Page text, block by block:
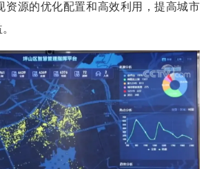
资源的优化配置和高效利用，提高城市